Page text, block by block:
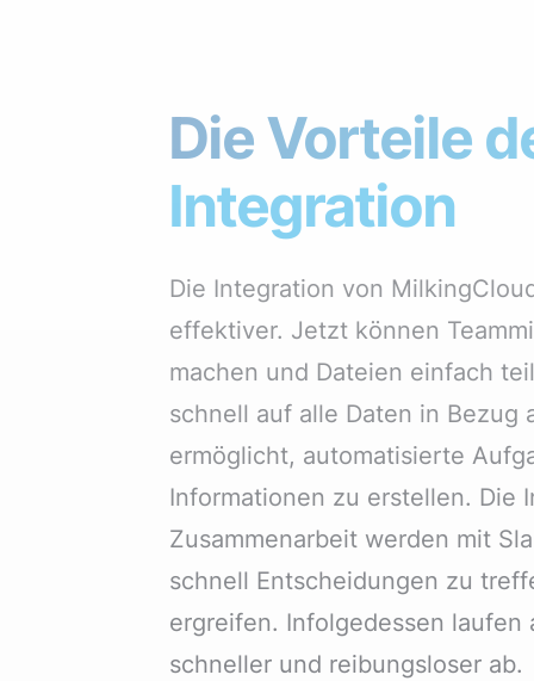
Die Vorteile
Integration
Die Integration von
effektiver. Jetzt können
machen und Dateien einfach
schnell auf alle Daten in Bezug
ermöglicht, automatisierte
Informationen zu erstellen. Die
Zusammenarbeit werden mit
schnell Entscheidungen zu
ergreifen. Infolgedessen
schneller und reibungsloser ab.